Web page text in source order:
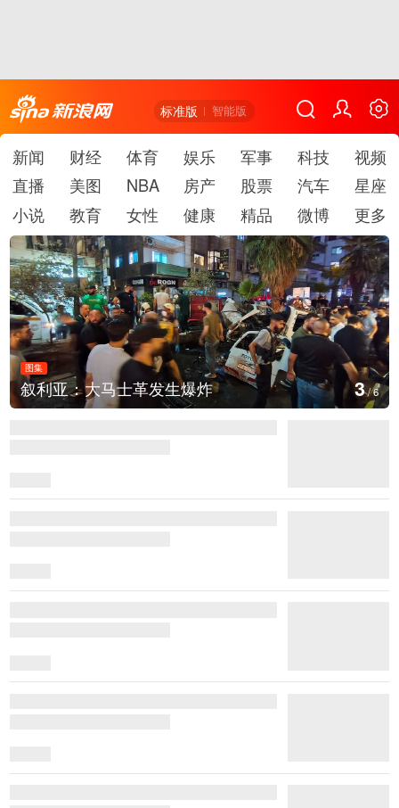
标准版 智能版
新闻 财经 体育 娱乐 军事 科技
视频
直播
美图 NBA 房产 股票 汽车
星座
小说
教育 女性 健康 精品 微博 更多
图集
叙利亚：大马士革发生爆炸 4/6